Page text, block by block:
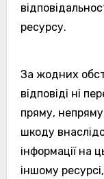
ресурсу.
За жодних
відповіді ні
пряму,
шкоду
інформації на
іншому